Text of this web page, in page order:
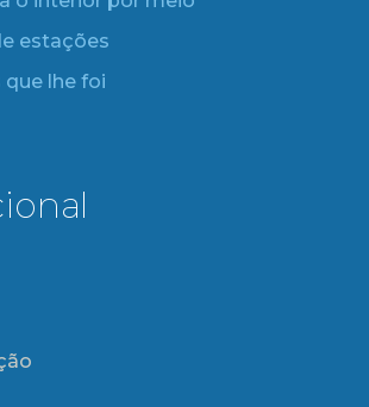
fonte
estações
que lhe foi